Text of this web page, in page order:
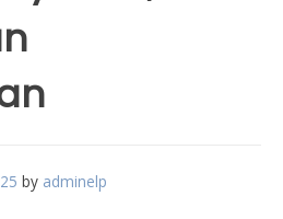
by adminelp